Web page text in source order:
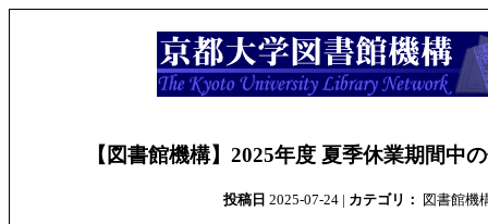
【図書館機構】2025年度 夏季休業期間中
投稿日 2025-07-24 | カテゴリ： 図書館機